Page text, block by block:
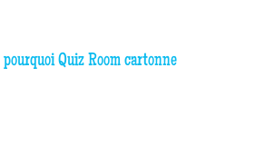
pourquoi Quiz Room cartonne